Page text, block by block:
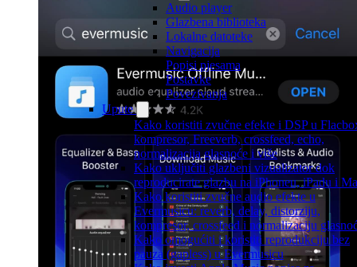
Audio player
Glazbena biblioteka
Lokalne datoteke
Navigacija
Popisi pjesama
Postavke
Povezivanja
Upute
Kako koristiti zvučne efekte i DSP u
kompresor, Freeverb, crossfeed, echo,
normalizacija glasnoće i više
Kako uključiti glazbeni vizualizator dok
reproducirate glazbu na iPhoneu, iPadu i
Kako koristiti zvučne audio efekte u
Evermusicu: reverb, delay, distorziju,
kompresor, crossfeed i normalizaciju
Kako omogućiti i koristiti reprodukciju bez
pauza (gapless) u Evermusicu